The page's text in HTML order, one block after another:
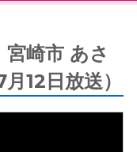
崎市 あさ
12日放送）